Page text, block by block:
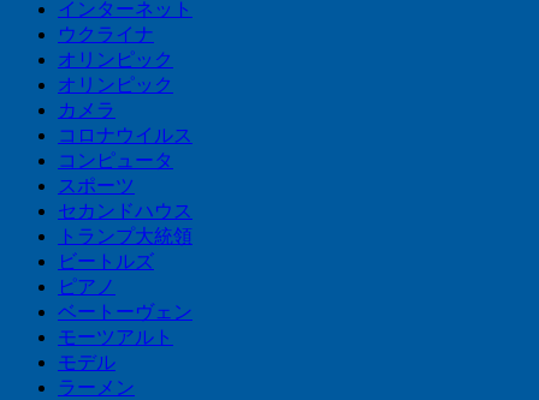
インターネット
ウクライナ
オリンピック
オリンピック
カメラ
コロナウイルス
コンピュータ
スポーツ
セカンドハウス
トランプ大統領
ビートルズ
ピアノ
ベートーヴェン
モーツアルト
モデル
ラーメン